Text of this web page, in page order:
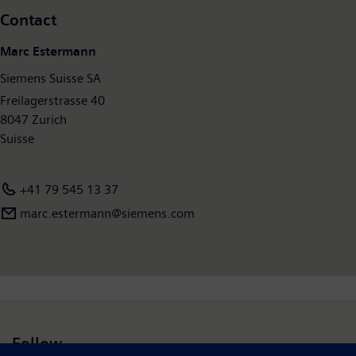
Contact
Marc Estermann
Siemens Suisse SA
Freilagerstrasse 40
8047 Zurich
Suisse
+41 79 545 13 37
marc.estermann@siemens.com
Follow